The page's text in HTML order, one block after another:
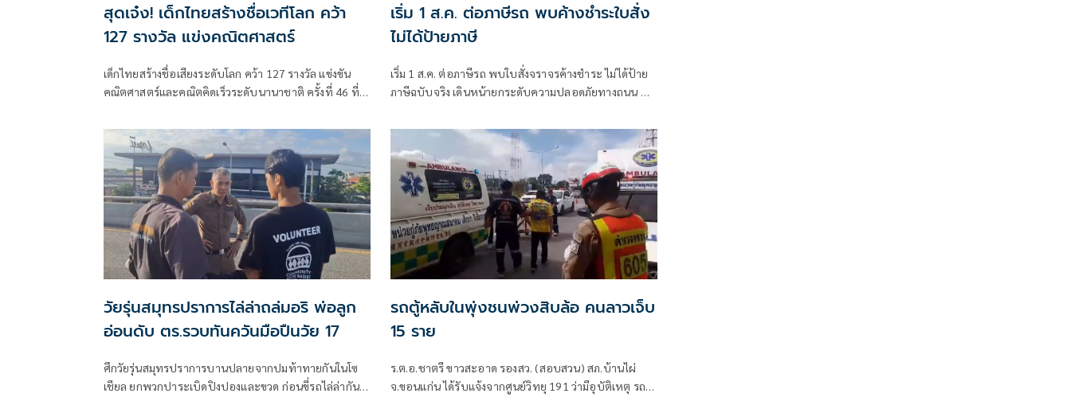
สุดเจ๋ง! เด็กไทยสร้างชื่อเวทีโลก คว้า
127 รางวัล แข่งคณิตศาสตร์
เด็กไทยสร้างชื่อเสียงระดับโลก คว้า 127 รางวัล แข่งขัน
คณิตศาสตร์และคณิตคิดเร็วระดับนานาชาติ ครั้งที่ 46 ที่
เริ่ม 1 ส.ค. ต่อภาษีรถ พบค้างชำระใบสั่ง
ไม่ได้ป้ายภาษี
เริ่ม 1 ส.ค. ต่อภาษีรถ พบใบสั่งจราจรค้างชำระ ไม่ได้ป้าย
ภาษีฉบับจริง เดินหน้ายกระดับความปลอดภัยทางถนน ตั้ง
ประชากร 1 แสนคน
วัยรุ่นสมุทรปราการไล่ล่าถล่มอริ พ่อลูก
อ่อนดับ ตร.รวบทันควันมือปืนวัย 17
ศึกวัยรุ่นสมุทรปราการบานปลายจากปมท้าทายกันในโซ
เชียล ยกพวกปาระเบิดปิงปองและขวด ก่อนขี่รถไล่ล่ากัน
รถตู้หลับในพุ่งชนพ่วงสิบล้อ คนลาวเจ็บ
15 ราย
ร.ต.อ.ชาตรี ขาวสะอาด รองสว. (สอบสวน) สภ.บ้านไผ่
จ.ขอนแก่น ได้รับแจ้งจากศูนย์วิทยุ 191 ว่ามีอุบัติเหตุ รถตู้